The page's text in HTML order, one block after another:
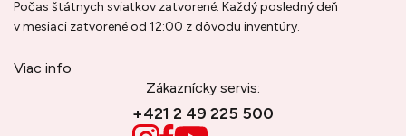
Počas štátnych sviatkov zatvorené. Každý posledný deň
v mesiaci zatvorené od 12:00 z dôvodu inventúry.
Viac info
Zákaznícky servis:
+421 2 49 225 500